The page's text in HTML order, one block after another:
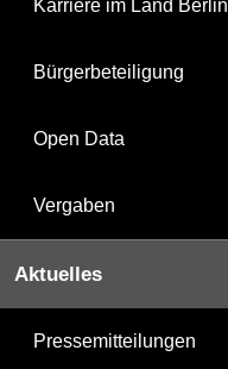
Karriere im Land Berlin
Bürgerbeteiligung
Open Data
Vergaben
Aktuelles
Pressemitteilungen